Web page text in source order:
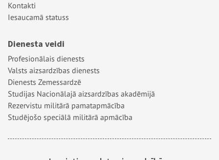
Kontakti
Iesaucamā statuss
Dienesta veidi
Profesionālais dienests
Valsts aizsardzības dienests
Dienests Zemessardzē
Studijas Nacionālajā aizsardzības akadēmijā
Rezervistu militārā pamatapmācība
Studējošo speciālā militārā apmācība